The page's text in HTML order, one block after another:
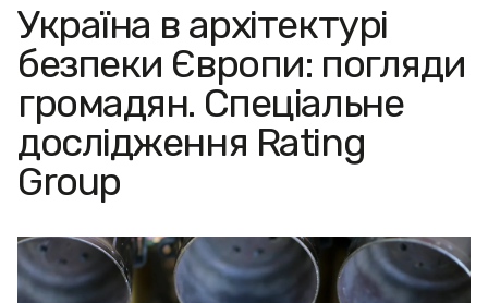
Україна в архітектурі
безпеки Європи: погляди
громадян. Спеціальне
дослідження Rating
Group